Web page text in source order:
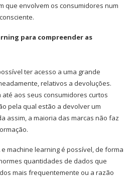
que envolvem os consumidores num
para compreender as
ter acesso a uma grande
relativos a devoluções.
aos seus consumidores curtos
pela qual estão a devolver um
assim, a maioria das marcas não faz
e machine learning é possível, de forma
quantidades de dados que
mais frequentemente ou a razão